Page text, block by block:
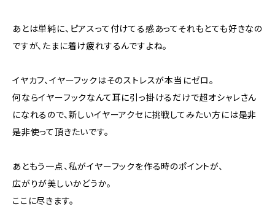
あとは単純に、ピアスって付けてる感あってそれもとても好きなの
ですが、たまに着け疲れするんですよね。
イヤカフ、イヤーフックはそのストレスが本当にゼロ。
何ならイヤーフックなんて耳に引っ掛けるだけで超オシャレさん
になれるので、新しいイヤーアクセに挑戦してみたい方には是非
是非使って頂きたいです。
あともう一点、私がイヤーフックを作る時のポイントが、
広がりが美しいかどうか。
ここに尽きます。